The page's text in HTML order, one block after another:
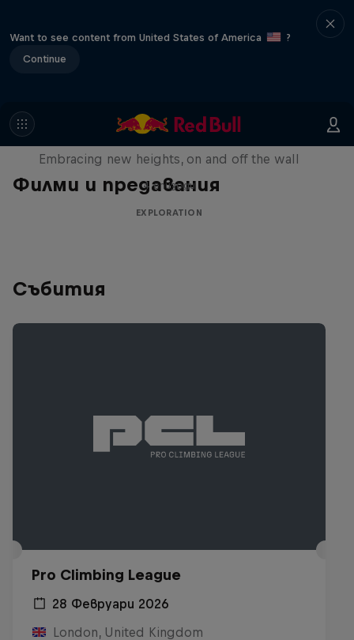
Want to see content from United States of America
?
Continue
Филми и предавания
Natural Heights
Embracing new heights, on and off the wall
4 епизоди
EXPLORATION
Събития
Pro Climbing League
28 Февруари 2026
London, United Kingdom